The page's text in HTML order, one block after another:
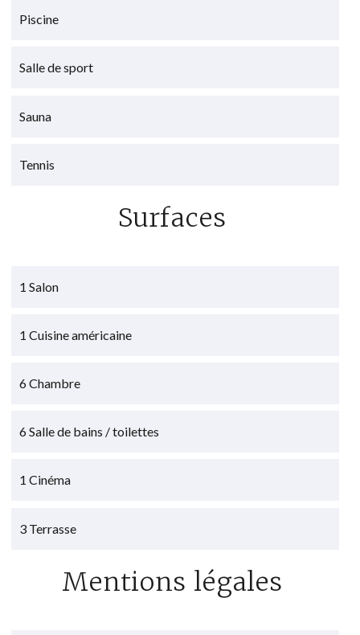
Piscine
Salle de sport
Sauna
Tennis
Surfaces
1 Salon
1 Cuisine américaine
6 Chambre
6 Salle de bains / toilettes
1 Cinéma
3 Terrasse
Mentions légales